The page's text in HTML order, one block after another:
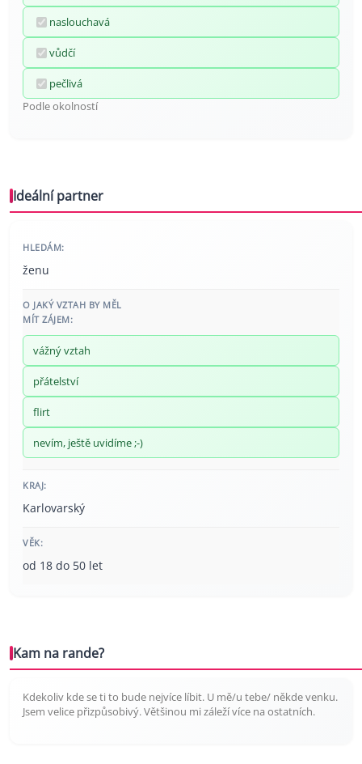
naslouchavá
vůdčí
pečlivá
Podle okolností
Ideální partner
HLEDÁM:
ženu
O JAKÝ VZTAH BY MĚL
MÍT ZÁJEM:
vážný vztah
přátelství
flirt
nevím, ještě uvidíme ;-)
KRAJ:
Karlovarský
VĚK:
od 18 do 50 let
Kam na rande?
Kdekoliv kde se ti to bude nejvíce líbit. U mě/u tebe/ někde venku.
Jsem velice přizpůsobivý. Většinou mi záleží více na ostatních.